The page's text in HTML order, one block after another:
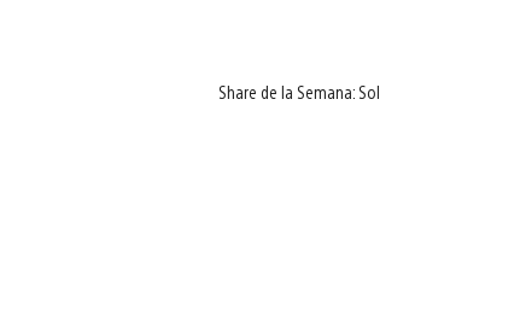
Share de la Semana: Sol